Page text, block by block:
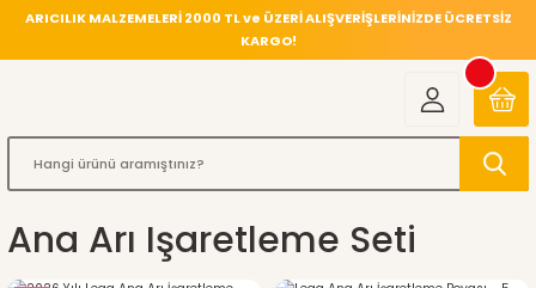
ARICILIK MALZEMELERİ 2000 TL ve ÜZERİ ALIŞVERİŞLERİNİZDE ÜCRETSİZ
KARGO!
Ana Arı Işaretleme Seti